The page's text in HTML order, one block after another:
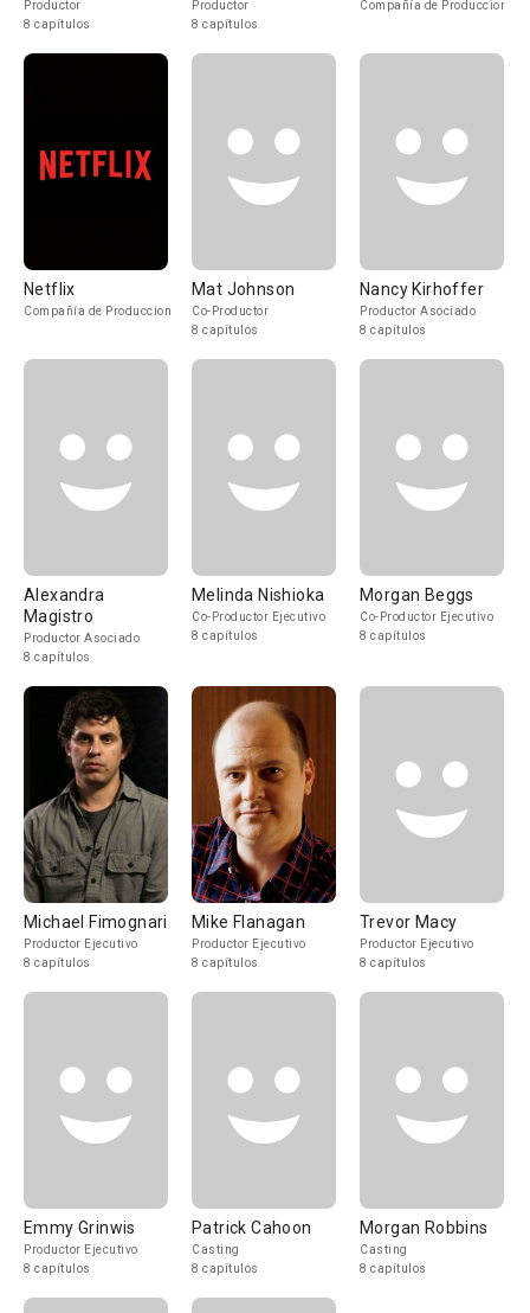
Productor
8 capítulos
Productor
8 capítulos
Compañía de Produccion
Netflix
Compañía de Produccion
Mat Johnson
Co-Productor
8 capítulos
Nancy Kirhoffer
Productor Asociado
8 capítulos
Alexandra
Magistro
Productor Asociado
8 capítulos
Melinda Nishioka
Co-Productor Ejecutivo
8 capítulos
Morgan Beggs
Co-Productor Ejecutivo
8 capítulos
Michael Fimognari
Productor Ejecutivo
8 capítulos
Mike Flanagan
Productor Ejecutivo
8 capítulos
Trevor Macy
Productor Ejecutivo
8 capítulos
Emmy Grinwis
Productor Ejecutivo
8 capítulos
Patrick Cahoon
Casting
8 capítulos
Morgan Robbins
Casting
8 capítulos